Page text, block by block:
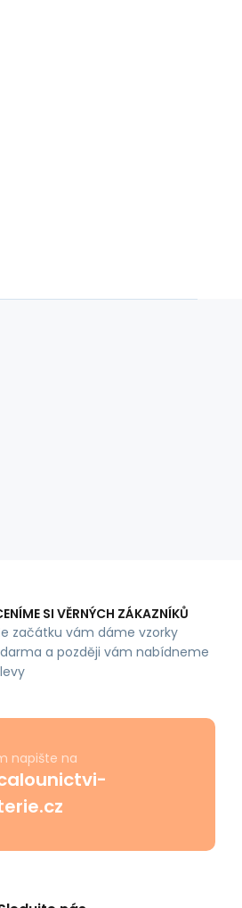
SI VĚRNÝCH ZÁKAZNÍKŮ
začátku vám dáme vzorky
a později vám nabídneme
napište na